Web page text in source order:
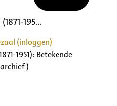
195...
(inloggen)
1951): Betekende
)